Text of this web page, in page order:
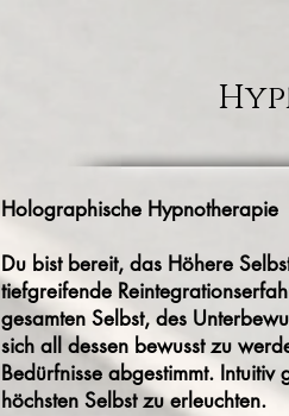
Holographische Hypnotherapie
Du bist bereit, das Höhere
tiefgreifende
gesamten Selbst, des
sich all dessen bewusst zu
Bedürfnisse abgestimmt.
höchsten Selbst zu erleuchten.